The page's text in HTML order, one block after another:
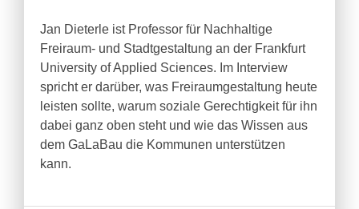
Jan Dieterle ist Professor für Nachhaltige
Freiraum- und Stadtgestaltung an der Frankfurt
University of Applied Sciences. Im Interview
spricht er darüber, was Freiraumgestaltung heute
leisten sollte, warum soziale Gerechtigkeit für ihn
dabei ganz oben steht und wie das Wissen aus
dem GaLaBau die Kommunen unterstützen
kann.